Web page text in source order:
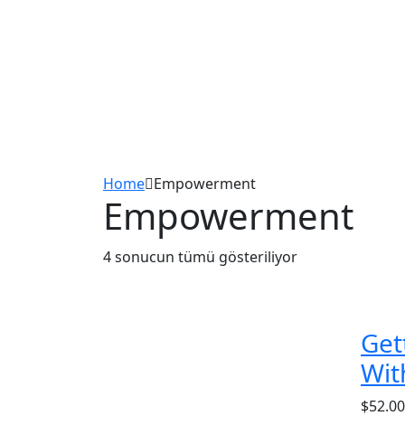
Home Empowerment
Empowerment
4 sonucun tümü gösteriliyor
$52.00